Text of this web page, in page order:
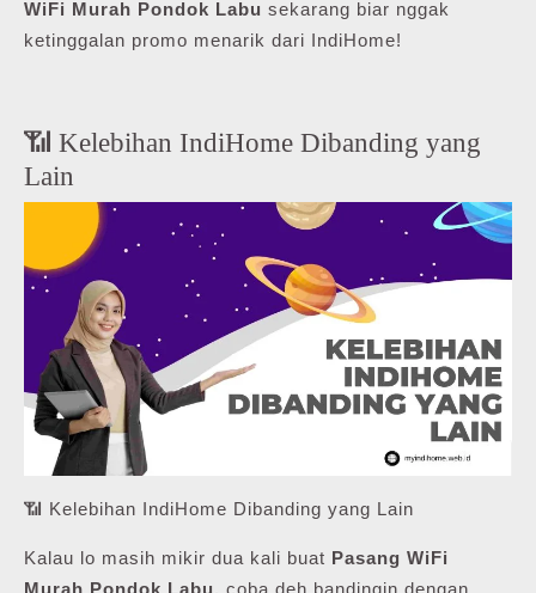
WiFi Murah Pondok Labu sekarang biar nggak
ketinggalan promo menarik dari IndiHome!
📶 Kelebihan IndiHome Dibanding yang
Lain
📶 Kelebihan IndiHome Dibanding yang Lain
Kalau lo masih mikir dua kali buat Pasang WiFi